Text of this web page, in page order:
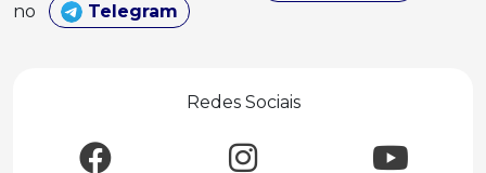
no
Telegram
Redes Sociais